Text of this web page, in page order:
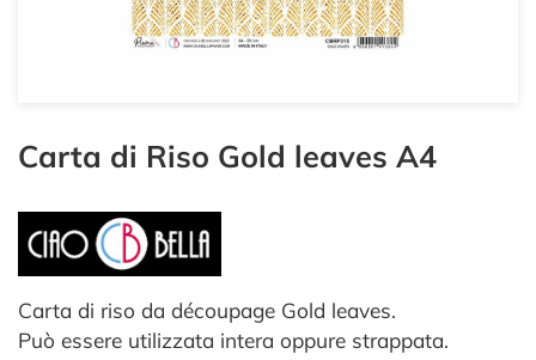
Carta di Riso Gold leaves A4
Carta di riso da découpage Gold leaves.
Può essere utilizzata intera oppure strappata.